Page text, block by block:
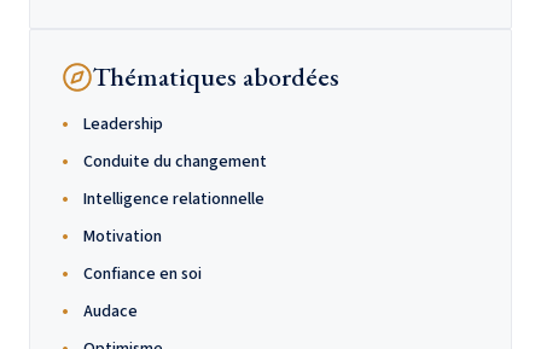
Thématiques abordées
Leadership
Conduite du changement
Intelligence relationnelle
Motivation
Confiance en soi
Audace